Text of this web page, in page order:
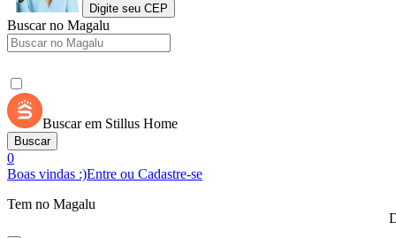
Digite seu CEP
Buscar no Magalu
Buscar em Stillus Home
Buscar
0
Boas vindas :)Entre ou Cadastre-se
Tem no Magalu